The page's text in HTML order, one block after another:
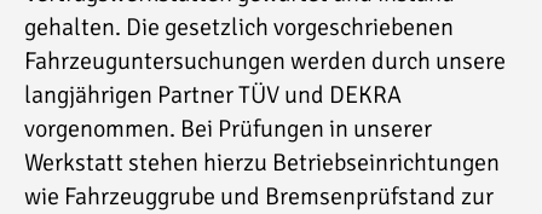
gehalten. Die gesetzlich vorgeschriebenen
Fahrzeuguntersuchungen werden durch unsere
langjährigen Partner TÜV und DEKRA
vorgenommen. Bei Prüfungen in unserer
Werkstatt stehen hierzu Betriebseinrichtungen
wie Fahrzeuggrube und Bremsenprüfstand zur